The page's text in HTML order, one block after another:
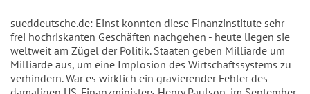
sueddeutsche.de: Einst konnten diese Finanzinstitute sehr
frei hochriskanten Geschäften nachgehen - heute liegen sie
weltweit am Zügel der Politik. Staaten geben Milliarde um
Milliarde aus, um eine Implosion des Wirtschaftssystems zu
verhindern. War es wirklich ein gravierender Fehler des